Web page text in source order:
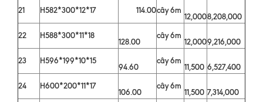
21
H582*300*12*17 114.00cây 6m
12,0008,208,000
22
H588*300*11*18
128.00
cây 6m
12,0009,216,000
23
H596*199*10*15
94.60
cây 6m
11,500 6,527,400
24
H600*200*11*17
106.00
cây 6m
11,500 7,314,000